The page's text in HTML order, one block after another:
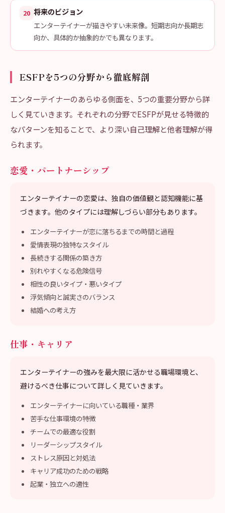
20 将来のビジョン
エンターテイナーが描きやすい未来像。短期志向か長期志
向か、具体的か抽象的かでも異なります。
ESFPを5つの分野から徹底解剖
エンターテイナーのあらゆる側面を、5つの重要分野から詳
しく見ていきます。それぞれの分野でESFPが見せる特徴的
なパターンを知ることで、より深い自己理解と他者理解が得
られます。
恋愛・パートナーシップ
エンターテイナーの恋愛は、独自の価値観と認知機能に基
づきます。他のタイプには理解しづらい部分もあります。
エンターテイナーが恋に落ちるまでの時間と過程
愛情表現の独特なスタイル
長続きする関係の築き方
別れやすくなる危険信号
相性の良いタイプ・悪いタイプ
浮気傾向と誠実さのバランス
結婚への考え方
仕事・キャリア
エンターテイナーの強みを最大限に活かせる職場環境と、
避けるべき仕事について詳しく見ていきます。
エンターテイナーに向いている職種・業界
苦手な仕事環境の特徴
チームでの最適な役割
リーダーシップスタイル
ストレス原因と対処法
キャリア成功のための戦略
起業・独立への適性